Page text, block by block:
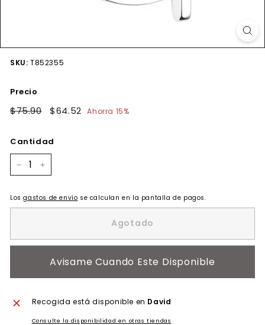
SKU: T852355
Precio
Precio
$75.90$75.90
Precio
$64.52 $64.52
Ahorra 15%
Cantidad
Losgastos de envío se calculan en la pantalla de pagos.
Agotado
Avisame Cuando Este Disponible
Recogida está disponible en David
Consulte la disponibilidad en otras tiendas